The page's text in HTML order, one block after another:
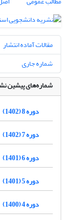
مقالات آماده انتشار
شماره جاری
شماره‌های پیشین
دوره 8 (1402)
دوره 7 (1402)
دوره 6 (1401)
دوره 5 (1401)
دوره 4 (1400)